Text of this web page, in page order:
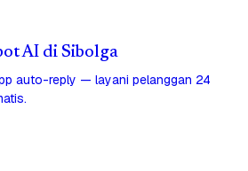
AI di Sibolga
auto-reply — layani pelanggan 24